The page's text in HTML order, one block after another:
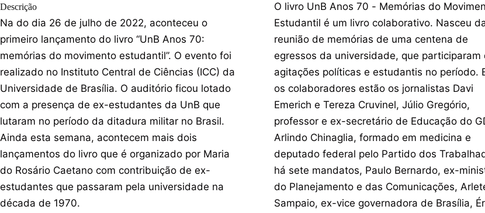
Descrição
Na do dia 26 de julho de 2022, aconteceu o
primeiro lançamento do livro “UnB Anos 70:
memórias do movimento estudantil”. O evento foi
realizado no Instituto Central de Ciências (ICC) da
Universidade de Brasília. O auditório ficou lotado
com a presença de ex-estudantes da UnB que
lutaram no período da ditadura militar no Brasil.
Ainda esta semana, acontecem mais dois
lançamentos do livro que é organizado por Maria
do Rosário Caetano com contribuição de ex-
estudantes que passaram pela universidade na
década de 1970.
O livro UnB Anos 70 - Memórias do
Estudantil é um livro colaborativo. Nasceu
reunião de memórias de uma centena de
egressos da universidade, que participaram
agitações políticas e estudantis no período.
os colaboradores estão os jornalistas Davi
Emerich e Tereza Cruvinel, Júlio Gregório,
professor e ex-secretário de Educação do
Arlindo Chinaglia, formado em medicina e
deputado federal pelo Partido dos
há sete mandatos, Paulo Bernardo, ex-
do Planejamento e das Comunicações,
Sampaio, ex-vice governadora de Brasília,